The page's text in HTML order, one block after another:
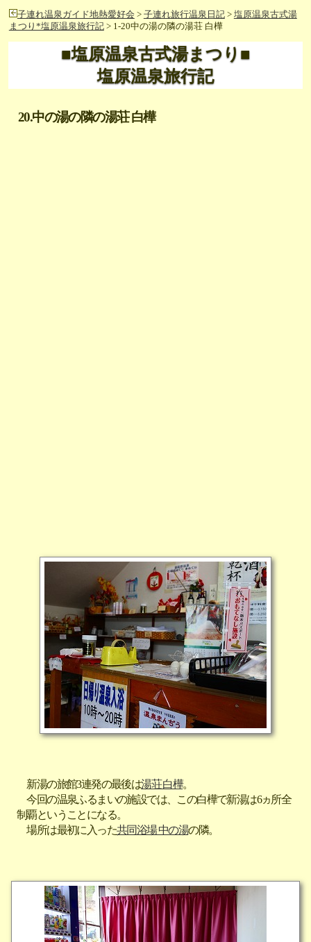
子連れ温泉ガイド地熱愛好会 > 子連れ旅行温泉日記> 塩原温泉古式湯
まつり*塩原温泉旅行記> 1-20中の湯の隣の湯荘 白樺
■塩原温泉古式湯まつり■
塩原温泉旅行記
20.中の湯の隣の湯荘 白樺
新湯の旅館3連発の最後は湯荘 白樺。
今回の温泉ふるまいの施設では、この白樺で新湯は6ヵ所全
制覇ということになる。
場所は最初に入った共同浴場 中の湯の隣。